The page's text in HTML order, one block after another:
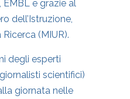
EMBL e grazie al
dell’Istruzione,
(MIUR).
degli esperti
scientifici)
giornata nelle